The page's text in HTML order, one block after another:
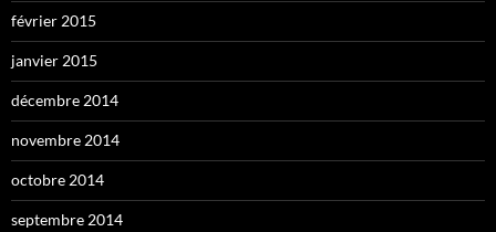
février 2015
janvier 2015
décembre 2014
novembre 2014
octobre 2014
septembre 2014